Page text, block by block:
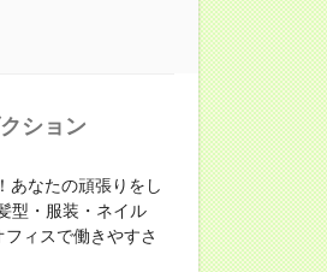
ション
あなたの頑張りをし
型・服装・ネイル
ィスで働きやすさ